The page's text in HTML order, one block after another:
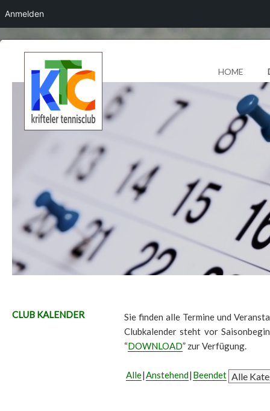
HOME
CLUB KALENDER
Sie finden alle Termine und
Clubkalender steht vor
“DOWNLOAD” zur Verfügung.
Alle Anstehend Beendet
Anmelden